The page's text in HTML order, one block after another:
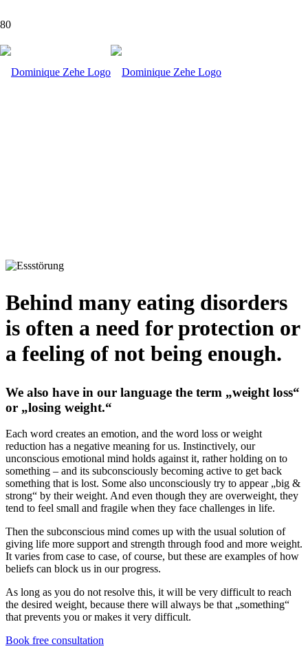
Essstörungen
Behind many eating disorders
is often a need for protection or
a feeling of not being enough.
We also have in our language the term „weight loss“
or „losing weight.“
Each word creates an emotion, and the word loss or weight
reduction has a negative meaning for us. Instinctively, our
unconscious emotional mind holds against it, rather holding on to
something – and its subconsciously becoming active to get back
something that is lost. Some also unconsciously try to appear „big &
strong“ by their weight. And even though they are overweight, they
tend to feel small and fragile when they face challenges in life.
Then the subconscious mind comes up with the usual solution of
giving life more support and strength through food and more weight.
It varies from case to case, of course, but these are examples of how
beliefs can block us in our progress.
As long as you do not resolve this, it will be very difficult to reach
the desired weight, because there will always be that „something“
that prevents you or makes it very difficult.
Book free consultation